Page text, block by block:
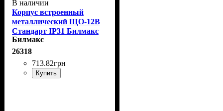
В наличии
Корпус встроенный
металлический ЩО-12В
Стандарт IP31 Билмакс
Билмакс
26318
713.82грн
Купить